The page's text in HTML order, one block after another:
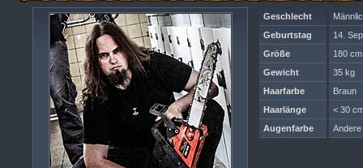
Geschlecht
Geburtstag
14.
Größe
180 cm
Gewicht
35 kg
Haarfarbe
Braun
Haarlänge
< 30
Augenfarbe